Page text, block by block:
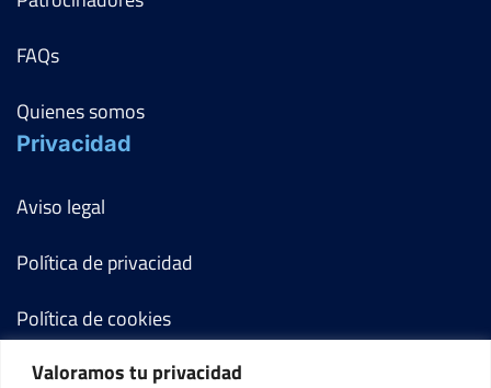
Valoramos tu privacidad
FAQs
Quienes somos
Privacidad
Aviso legal
Política de privacidad
Política de cookies
Términos y condiciones